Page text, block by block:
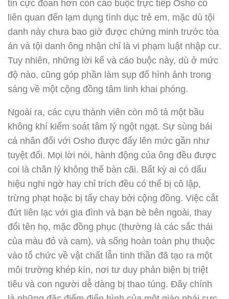
tin cực đoan hơn còn cáo buộc trực tiếp Osho có
liên quan đến lạm dụng tình dục trẻ em, mặc dù tội
danh này chưa bao giờ được chứng minh trước tòa
án và tội danh ông nhận chỉ là vi phạm luật nhập cư.
Tuy nhiên, những lời kể và cáo buộc này, dù ở mức
độ nào, cũng góp phần làm sụp đổ hình ảnh trong
sáng về một cộng đồng tâm linh khai phóng.
Ngoài ra, các cựu thành viên còn mô tả một bầu
không khí kiểm soát tâm lý ngột ngạt. Sự sùng bái
cá nhân đối với Osho được đẩy lên mức gần như
tuyệt đối. Mọi lời nói, hành động của ông đều được
coi là chân lý không thể bàn cãi. Bất kỳ ai có dấu
hiệu nghi ngờ hay chỉ trích đều có thể bị cô lập,
trừng phạt hoặc bị tẩy chay bởi cộng đồng. Việc cắt
đứt liên lạc với gia đình và bạn bè bên ngoài, thay
đổi tên họ, mặc đồng phục (thường là các sắc thái
của màu đỏ và cam), và sống hoàn toàn phụ thuộc
vào tổ chức về vật chất lẫn tinh thần đã tạo ra một
môi trường khép kín, nơi tư duy phản biện bị triệt
tiêu và con người dễ dàng bị thao túng. Đây chính